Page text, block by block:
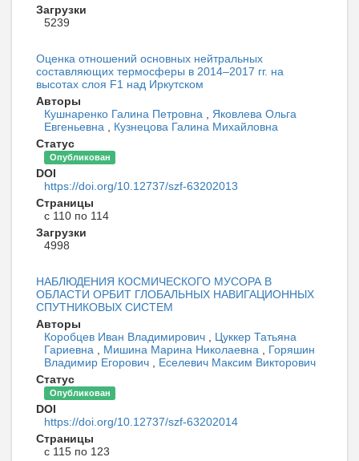
Загрузки
5239
Оценка отношений основных нейтральных
составляющих термосферы в 2014–2017 гг. на
высотах слоя F1 над Иркутском
Авторы
Кушнаренко Галина Петровна
Яковлева Ольга
Евгеньевна
Кузнецова Галина Михайловна
Статус
Опубликован
DOI
https://doi.org/10.12737/szf-63202013
Страницы
с 110 по 114
Загрузки
4998
НАБЛЮДЕНИЯ КОСМИЧЕСКОГО МУСОРА В
ОБЛАСТИ ОРБИТ ГЛОБАЛЬНЫХ НАВИГАЦИОННЫХ
СПУТНИКОВЫХ СИСТЕМ
Авторы
Коробцев Иван Владимирович
Цуккер Татьяна
Гариевна
Мишина Марина Николаевна
Горяшин
Владимир Егорович
Еселевич Максим Викторович
Статус
Опубликован
DOI
https://doi.org/10.12737/szf-63202014
Страницы
с 115 по 123